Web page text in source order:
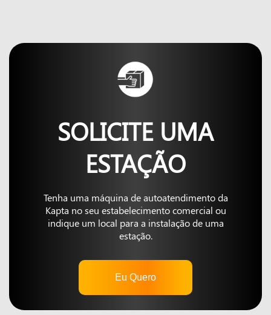
SOLICITE UMA
ESTAÇÃO
Tenha uma máquina de autoatendimento da
Kapta no seu estabelecimento comercial ou
indique um local para a instalação de uma
estação.
Eu Quero